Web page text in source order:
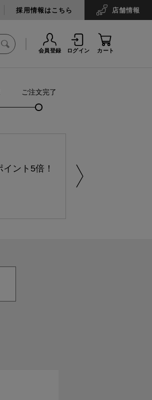
採用情報はこちら 店舗情報
会員登録 ログイン カート
ご注文完了
ント5倍！